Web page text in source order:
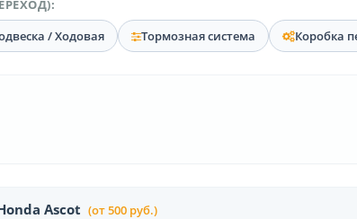
/ Ходовая Тормозная система Коробка
Ascot (от 500 руб.)